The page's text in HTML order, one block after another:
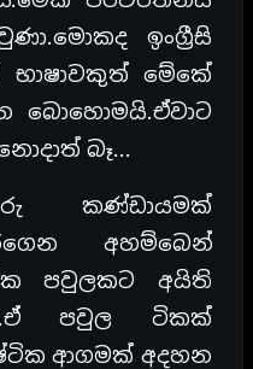
ඉංග්‍රීසි
මේකේ
‍බොහොමයි.ඒවාට
බෑ…
කණ්ඩායමක්
අහම්බෙන්
පවුලකට අයිති
පවුල ටිකක්
ආගමක් අදහන